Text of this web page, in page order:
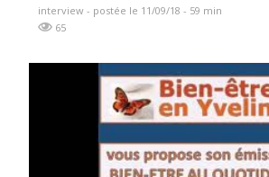
interview - postée le 11/09/18 - 59 min
65